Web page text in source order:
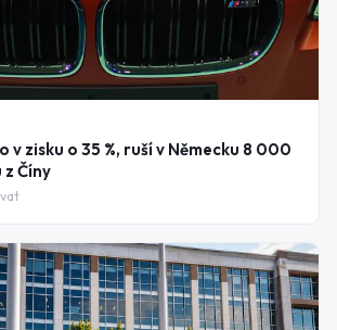
v zisku o 35 %, ruší v Německu 8 000
z Číny